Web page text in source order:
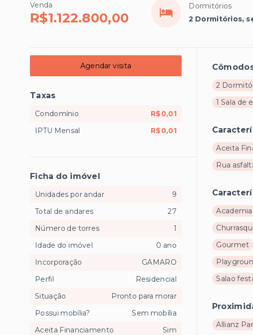
Venda
R$1.122.800,00
Dormitórios
2 Dormitórios,
2
1 Sala de
Aceita
Rua
Academia
Gourmet
Salao
Allianz
Agendar visita
Taxas
Condomínio
R$0,01
IPTU Mensal
R$0,01
Ficha do imóvel
Unidades por andar
9
Total de andares
27
Número de torres
1
Idade do imóvel
0 ano
Incorporação
GAMARO
Perfil
Residencial
Situação
Pronto para morar
Possui mobília?
Sem mobília
Aceita Financiamento
Sim